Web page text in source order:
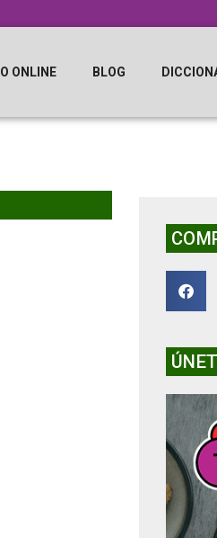
ONLINE BLOG